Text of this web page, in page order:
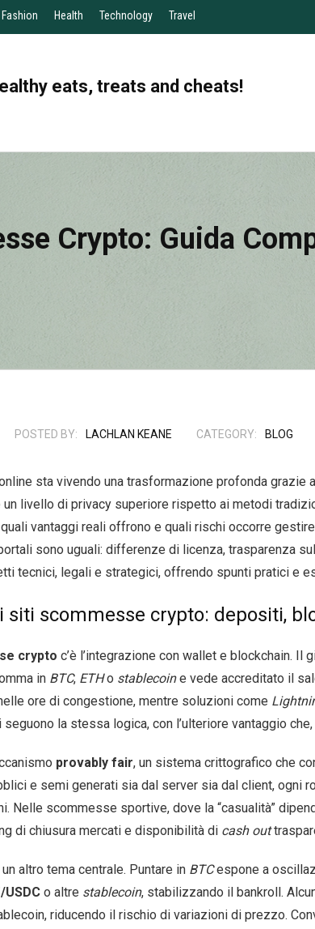
Fashion Health Technology Travel
eats, treats and cheats!
Crypto: Guida
POSTED BY: LACHLAN KEANE CATEGORY: BLOG
sta vivendo una trasformazione profonda grazie
livello di privacy superiore rispetto ai metodi
vantaggi reali offrono e quali rischi occorre
sono uguali: differenze di licenza, trasparenza
tecnici, legali e strategici, offrendo spunti pratici e
siti scommesse crypto: depositi,
crypto c’è l’integrazione con wallet e blockchain.
in BTC, ETHo stablecoine vede accreditato il
ore di congestione, mentre soluzioni come
la stessa logica, con l’ulteriore vantaggio
provably fair, un sistema crittografico che
e semi generati sia dal server sia dal client, ogni
Nelle scommesse sportive, dove la “casualità”
di chiusura mercati e disponibilità di cash out
altro tema centrale. Puntare in BTCespone a
USDC o altre stablecoin, stabilizzando il bankroll.
riducendo il rischio di variazioni di prezzo.